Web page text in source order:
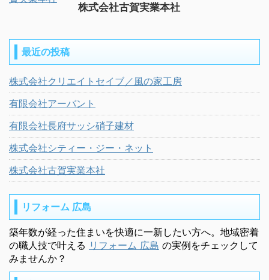
株式会社古賀実業本社
最近の投稿
株式会社クリエイトセイブ／風の家工房
有限会社アーバント
有限会社長府サッシ硝子建材
株式会社シティー・ジー・ネット
株式会社古賀実業本社
リフォーム 広島
築年数が経った住まいを快適に一新したい方へ。地域密着
の職人技で叶える リフォーム 広島 の実例をチェックして
みませんか？